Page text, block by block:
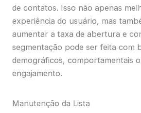
de contatos. Isso não apenas
experiência do usuário, mas
aumentar a taxa de abertura e
segmentação pode ser feita com
demográficos, comportamentais
engajamento.
Manutenção da Lista